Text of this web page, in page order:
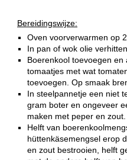
Bereidingswijze:
Oven voorverwarmen op
In pan of wok olie
Boerenkool toevoegen
tomaatjes met wat
toevoegen. Op smaak
In steelpannetje een niet
gram boter en ongeveer
maken met peper en
Helft van
hüttenkäsemengsel erop
en zout bestrooien, helft